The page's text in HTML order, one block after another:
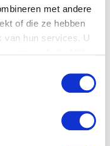
met andere
of die ze hebben
van hun services. U